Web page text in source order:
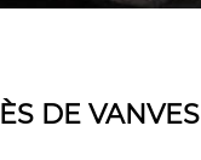
DE VANVES